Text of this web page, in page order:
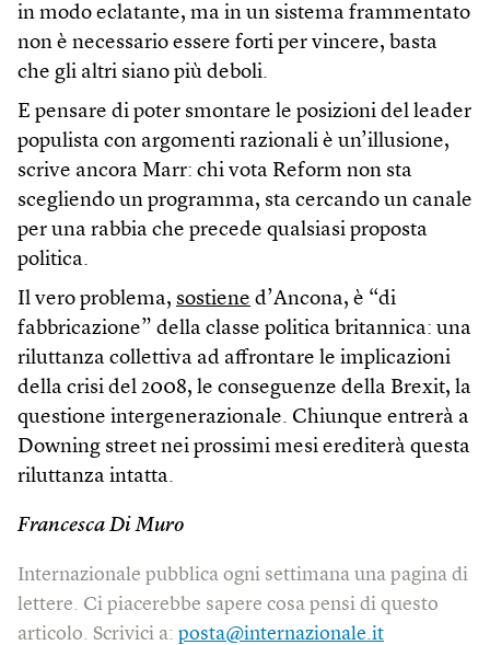
in modo eclatante, ma in un sistema frammentato
non è necessario essere forti per vincere, basta
che gli altri siano più deboli.
E pensare di poter smontare le posizioni del leader
populista con argomenti razionali è un’illusione,
scrive ancora Marr: chi vota Reform non sta
scegliendo un programma, sta cercando un canale
per una rabbia che precede qualsiasi proposta
politica.
Il vero problema, sostiene d’Ancona, è “di
fabbricazione” della classe politica britannica: una
riluttanza collettiva ad affrontare le implicazioni
della crisi del 2008, le conseguenze della Brexit, la
questione intergenerazionale. Chiunque entrerà a
Downing street nei prossimi mesi erediterà questa
riluttanza intatta.
Francesca Di Muro
Internazionale pubblica ogni settimana una pagina di
lettere. Ci piacerebbe sapere cosa pensi di questo
articolo. Scrivici a: posta@internazionale.it